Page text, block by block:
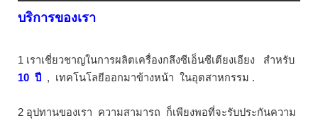
บริการของเรา
1 เราเชี่ยวชาญในการผลิตเครื่องกลึงซีเอ็นซีเตียงเอียง
สำหรับ
10 ปี , เทคโนโลยีออกมาข้างหน้า ในอุตสาหกรรม .
2 อุปทานของเรา ความสามารถ
ก็เพียงพอที่จะรับประกันความ